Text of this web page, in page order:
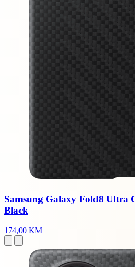
Samsung Galaxy Fold8 Ultra
Black
174,00 KM